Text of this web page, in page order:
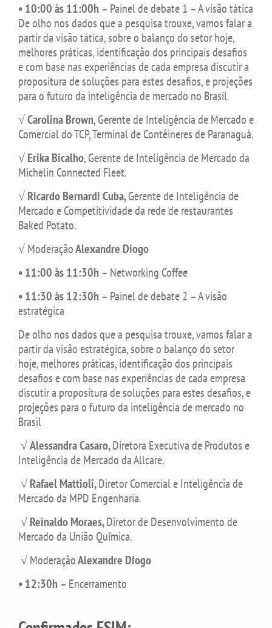
• 10:00 às 11:00h – Painel de debate 1 – A visão tática
De olho nos dados que a pesquisa trouxe, vamos falar a
partir da visão tática, sobre o balanço do setor hoje,
melhores práticas, identificação dos principais desafios
e com base nas experiências de cada empresa discutir a
propositura de soluções para estes desafios, e projeções
para o futuro da inteligência de mercado no Brasil.
√Carolina Brown, Gerente de Inteligência de Mercado e
Comercial do TCP, Terminal de Contêineres de Paranaguá.
√Erika Bicalho, Gerente de Inteligência de Mercado da
Michelin Connected Fleet.
√Ricardo Bernardi Cuba,Gerente de Inteligência de
Mercado e Competitividade da rede de restaurantes
Baked Potato.
√ ModeraçãoAlexandre Diogo
• 11:00 às 11:30h – Networking Coffee
• 11:30 às 12:30h – Painel de debate 2 – A visão
estratégica
De olho nos dados que a pesquisa trouxe, vamos falar a
partir da visão estratégica, sobre o balanço do setor
hoje, melhores práticas, identificação dos principais
desafios e com base nas experiências de cada empresa
discutir a propositura de soluções para estes desafios, e
projeções para o futuro da inteligência de mercado no
Brasil
√Alessandra Casaro,Diretora Executiva de Produtos e
Inteligência de Mercado da Allcare.
√Rafael Mattioli,Diretor Comercial e Inteligência de
Mercado da MPD Engenharia.
√Reinaldo Moraes,Diretor de Desenvolvimento de
Mercado da União Química.
√ ModeraçãoAlexandre Diogo
• 12:30h – Encerramento